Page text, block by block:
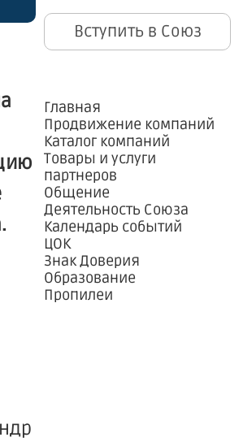
Вступить в Союз
Главная
Продвижение компаний
Каталог компаний
Товары и услуги
партнеров
Общение
Деятельность Союза
Календарь событий
ЦОК
Знак Доверия
Образование
Пропилеи